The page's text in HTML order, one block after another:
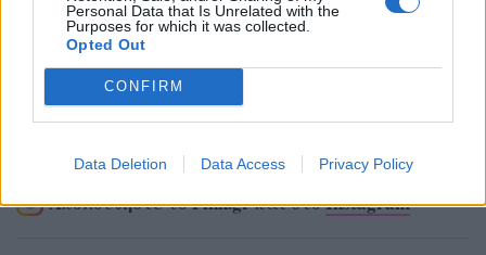
Personal Data that Is Unrelated with the
Purposes for which it was collected.
Opted Out
CONFIRM
Data Deletion Data Access Privacy Policy
Ακολουθήστε το Pink.gr στοGoogle Newsκαι
μάθετε πρώτοι
τα πιο hot νέα
Ακολουθήστε το Pink.gr και στοInstagram